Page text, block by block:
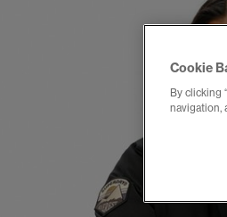
Cookie
By clicking
navigation,